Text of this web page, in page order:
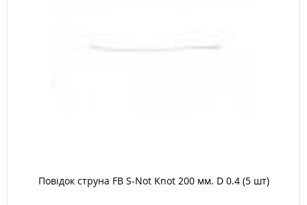
Повідок струна FB S-Not Knot 200 мм. D 0.4 (5 шт)